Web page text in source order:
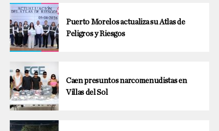
Puerto Morelos actualiza su Atlas de
Peligros y Riesgos
Caen presuntos narcomenudistas en
Villas del Sol